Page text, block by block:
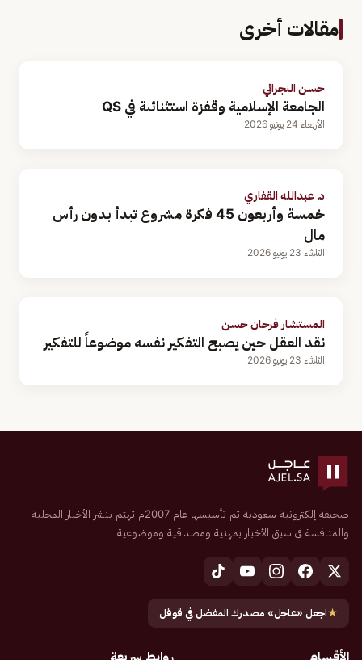
مقالات أخرى
حسن النجراني
الجامعة الإسلامية وقفزة استثنائىة في QS
الأربعاء 24 يونيو 2026
د. عبدالله القفاري
خمسة وأربعون 45 فكرة مشروع تبدأ بدون رأس
مال
الثلاثاء 23 يونيو 2026
المستشار فرحان حسن
نقد العقل حين يصبح التفكير نفسه موضوعاً للتفكير
الثلاثاء 23 يونيو 2026
صحيفة إلكترونية سعودية تم تأسيسها عام 2007م تهتم بنشر الأخبار المحلية
والمنافسة في سبق الأخبار بمهنية ومصداقية وموضوعية
★اجعل «عاجل» مصدرك المفضل في قوقل
الأقسام روابط سريعة